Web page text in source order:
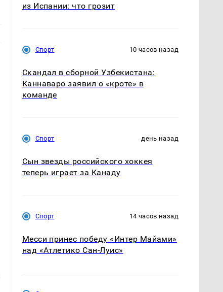
из Испании: что грозит
Спорт 10 часов назад
Скандал в сборной Узбекистана:
Каннаваро заявил о «кроте» в
команде
Спорт день назад
Сын звезды российского хоккея
теперь играет за Канаду
Спорт 14 часов назад
Месси принес победу «Интер Майами»
над «Атлетико Сан-Луис»